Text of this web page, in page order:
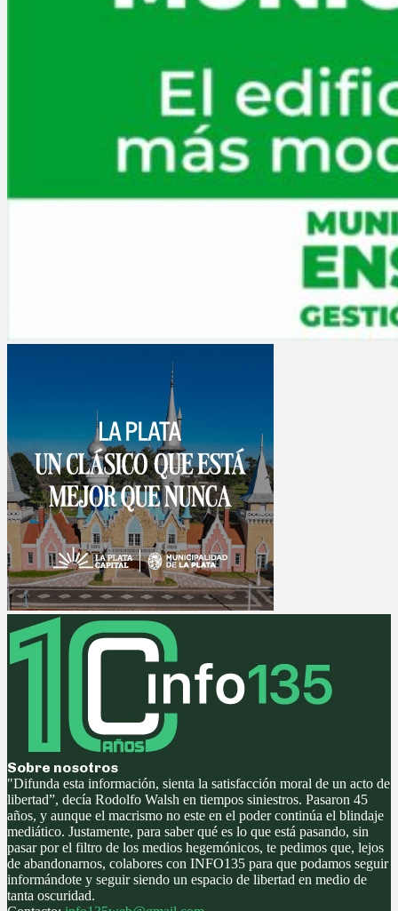
Sobre nosotros
"Difunda esta información, sienta la satisfacción moral de un acto de
libertad”, decía Rodolfo Walsh en tiempos siniestros. Pasaron 45
años, y aunque el macrismo no este en el poder continúa el blindaje
mediático. Justamente, para saber qué es lo que está pasando, sin
pasar por el filtro de los medios hegemónicos, te pedimos que, lejos
de abandonarnos, colabores con INFO135 para que podamos seguir
informándote y seguir siendo un espacio de libertad en medio de
tanta oscuridad.